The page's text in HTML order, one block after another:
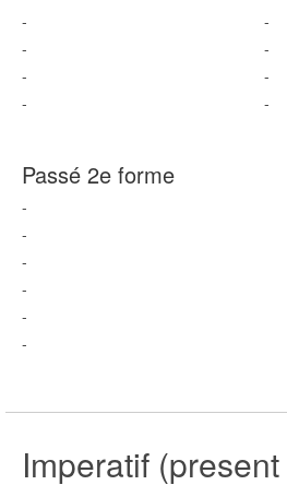
-
-
-
-
-
-
-
-
Passé 2e forme
-
-
-
-
-
-
Imperatif